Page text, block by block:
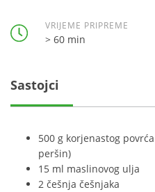
VRIJEME PRIPREME
> 60 min
Sastojci
500 g korjenastog
peršin)
15 ml maslinovog ulja
2 češnja češnjaka